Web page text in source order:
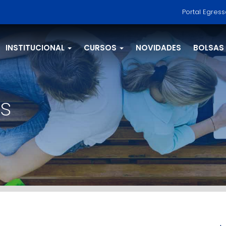
Portal
INSTITUCIONAL CURSOS NOVIDADES BOLSAS